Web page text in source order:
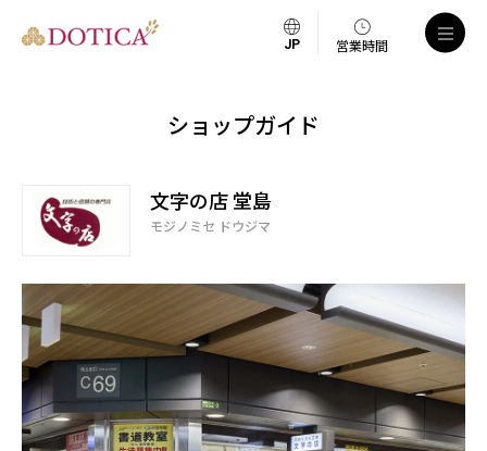
営業時間
ショップガイド
文字の店 堂島
モジノミセ ドウジマ